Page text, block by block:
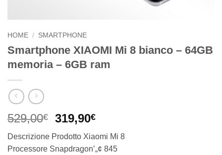
HOME / SMARTPHONE
Smartphone XIAOMI Mi 8 bianco – 64GB
memoria – 6GB ram
529,00€
Il
originale
319,90€Il
attuale
Descrizione Prodotto Xiaomi Mi 8
Processore Snapdragon’„¢ 845